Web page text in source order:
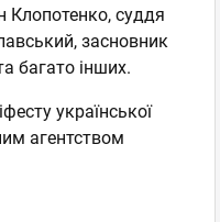
Клопотенко, суддя
засновник
багато інших.
української
агентством